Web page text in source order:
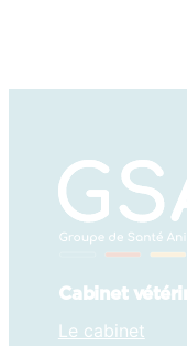
Cabinet
Le cabinet